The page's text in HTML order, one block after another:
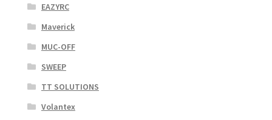
EAZYRC
Maverick
MUC-OFF
SWEEP
TT SOLUTIONS
Volantex